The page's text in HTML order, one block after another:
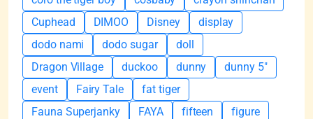
Cuphead
DIMOO Disney
display
dodo nami
dodo sugar
doll
Dragon Village
duckoo dunny
dunny 5"
event
Fairy Tale
fat tiger
Fauna Superjanky
FAYA fifteen
figure